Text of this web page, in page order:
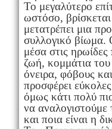
Το μεγαλύτερο
ωστόσο,
μετατρέπει μια
συλλογικό βίωμα.
μέσα στις
ζωή, κομμάτια
όνειρα, φόβους
προσφέρει
όμως κάτι πολύ
να αναλογιστούμε
και ποια είναι η